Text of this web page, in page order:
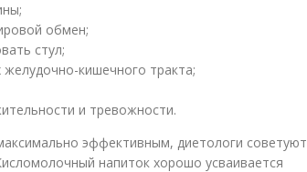
обмен;
стул;
кишечного тракта;
и тревожности.
эффективным, диетологи советуют
напиток хорошо усваивается